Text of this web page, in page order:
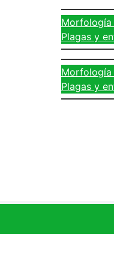
Morfología
Plagas y
Morfología
Plagas y